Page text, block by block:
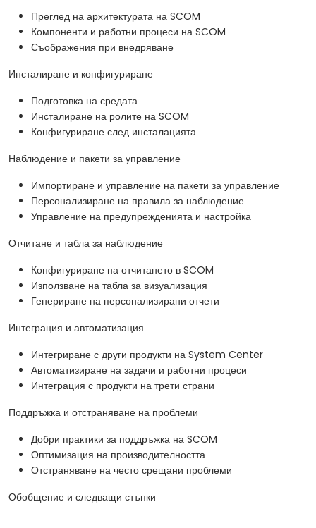
Преглед на архитектурата на SCOM
Компоненти и работни процеси на SCOM
Съображения при внедряване
Инсталиране и конфигуриране
Подготовка на средата
Инсталиране на ролите на SCOM
Конфигуриране след инсталацията
Наблюдение и пакети за управление
Импортиране и управление на пакети за управление
Персонализиране на правила за наблюдение
Управление на предупрежденията и настройка
Отчитане и табла за наблюдение
Конфигуриране на отчитането в SCOM
Използване на табла за визуализация
Генериране на персонализирани отчети
Интеграция и автоматизация
Интегриране с други продукти на System Center
Автоматизиране на задачи и работни процеси
Интеграция с продукти на трети страни
Поддръжка и отстраняване на проблеми
Добри практики за поддръжка на SCOM
Оптимизация на производителността
Отстраняване на често срещани проблеми
Обобщение и следващи стъпки